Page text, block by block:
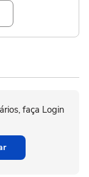
faça Login